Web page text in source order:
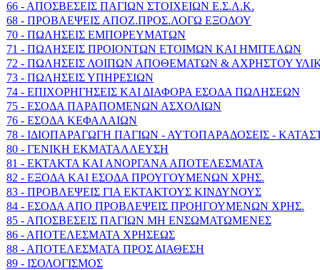
66 - ΑΠΟΣΒΕΣΕΙΣ ΠΑΓΙΩΝ ΣΤΟΙΧΕΙΩΝ Ε.Σ.Λ.Κ.
68 - ΠΡΟΒΛΕΨΕΙΣ ΑΠΟΖ.ΠΡΟΣ.ΛΟΓΩ ΕΞΟΔΟΥ
70 - ΠΩΛΗΣΕΙΣ ΕΜΠΟΡΕΥΜΑΤΩΝ
71 - ΠΩΛΗΣΕΙΣ ΠΡΟΙΟΝΤΩΝ ΕΤΟΙΜΩΝ ΚΑΙ ΗΜΙΤΕΛΩΝ
72 - ΠΩΛΗΣΕΙΣ ΛΟΙΠΩΝ ΑΠΟΘΕΜΑΤΩΝ & ΑΧΡΗΣΤΟΥ
73 - ΠΩΛΗΣΕΙΣ ΥΠΗΡΕΣΙΩΝ
74 - ΕΠΙΧΟΡΗΓΗΣΕΙΣ ΚΑΙ ΔΙΑΦΟΡΑ ΕΣΟΔΑ ΠΩΛΗΣΕΩΝ
75 - ΕΣΟΔΑ ΠΑΡΑΠΟΜΕΝΩΝ ΑΣΧΟΛΙΩΝ
76 - ΕΣΟΔΑ ΚΕΦΑΛΑΙΩΝ
78 - ΙΔΙΟΠΑΡΑΓΩΓΗ ΠΑΓΙΩΝ - ΑΥΤΟΠΑΡΑΔΟΣΕΙΣ -
80 - ΓΕΝΙΚΗ ΕΚΜΑΤΑΛΛΕΥΣΗ
81 - ΕΚΤΑΚΤΑ ΚΑΙ ΑΝΟΡΓΑΝΑ ΑΠΟΤΕΛΕΣΜΑΤΑ
82 - ΕΞΟΔΑ ΚΑΙ ΕΣΟΔΑ ΠΡΟΥΓΟΥΜΕΝΩΝ ΧΡΗΣ.
83 - ΠΡΟΒΛΕΨΕΙΣ ΓΙΑ ΕΚΤΑΚΤΟΥΣ ΚΙΝΔΥΝΟΥΣ
84 - ΕΣΟΔΑ ΑΠΟ ΠΡΟΒΛΕΨΕΙΣ ΠΡΟΗΓΟΥΜΕΝΩΝ ΧΡΗΣ.
85 - ΑΠΟΣΒΕΣΕΙΣ ΠΑΓΙΩΝ ΜΗ ΕΝΣΩΜΑΤΩΜΕΝΕΣ
86 - ΑΠΟΤΕΛΕΣΜΑΤΑ ΧΡΗΣΕΩΣ
88 - ΑΠΟΤΕΛΕΣΜΑΤΑ ΠΡΟΣ ΔΙΑΘΕΣΗ
89 - ΙΣΟΛΟΓΙΣΜΟΣ